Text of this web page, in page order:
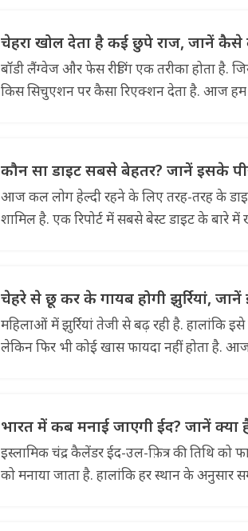
चेहरा खोल देता है कई छुपे राज, जानें कैसे
बॉडी लैंग्वेज और फेस रीडिंग एक तरीका होता
किस सिचुएशन पर कैसा रिएक्शन देता है. आज
कौन सा डाइट सबसे बेहतर? जानें इसके
आज कल लोग हेल्दी रहने के लिए तरह-तरह के
शामिल है. एक रिपोर्ट में सबसे बेस्ट डाइट के बारे में
चेहरे से छू कर के गायब होगी झुर्रियां,
महिलाओं में झुर्रियां तेजी से बढ़ रही है. हालांकि
लेकिन फिर भी कोई खास फायदा नहीं होता है.
भारत में कब मनाई जाएगी ईद? जानें क्या
इस्लामिक चंद्र कैलेंडर ईद-उल-फ़ित्र की तिथि को
को मनाया जाता है. हालांकि हर स्थान के अनुसार